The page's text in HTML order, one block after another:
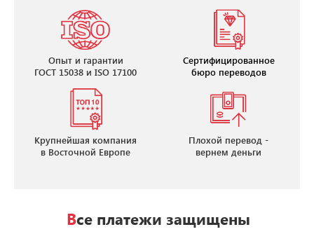
Опыт и гарантии
ГОСТ 15038 и ISO 17100
Сертифицированное
бюро переводов
Крупнейшая компания
в Восточной Европе
Плохой перевод -
вернем деньги
Все платежи защищены